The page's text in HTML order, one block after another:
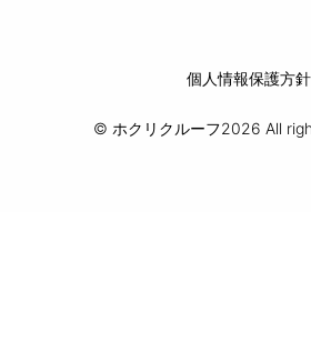
個人情報保護方針
© ホクリクルーフ2026 All